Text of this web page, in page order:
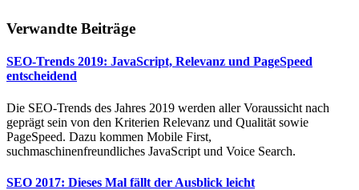
Verwandte Beiträge
SEO-Trends 2019: JavaScript, Relevanz und PageSpeed
entscheidend
Die SEO-Trends des Jahres 2019 werden aller Voraussicht nach
geprägt sein von den Kriterien Relevanz und Qualität sowie
PageSpeed. Dazu kommen Mobile First,
suchmaschinenfreundliches JavaScript und Voice Search.
SEO 2017: Dieses Mal fällt der Ausblick leicht